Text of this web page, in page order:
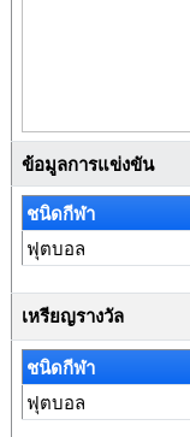
ข้อมูลการแข่งขัน
ชนิดกีฬา
ฟุตบอล
เหรียญรางวัล
ชนิดกีฬา
ฟุตบอล